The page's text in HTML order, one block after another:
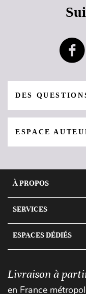
DES
ESPACE
À PROPOS
SERVICES
ESPACES DÉDIÉS
Livraison à
en France